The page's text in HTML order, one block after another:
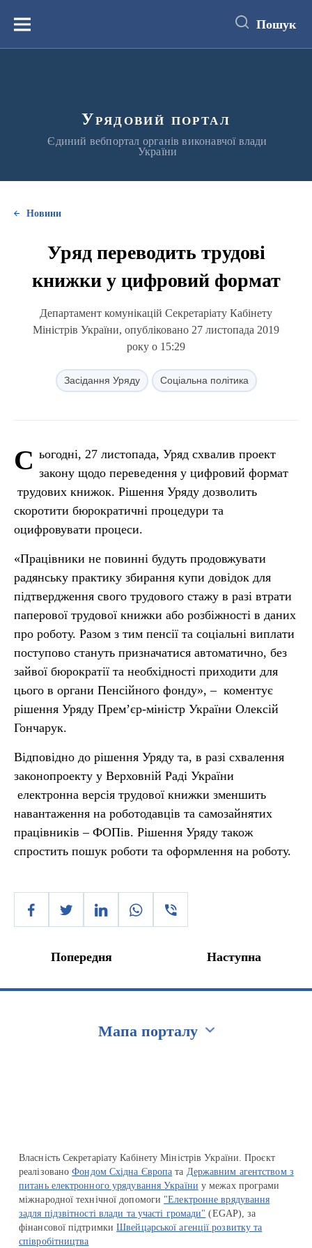
вмістуМеню Пошук
Урядовий портал
Єдиний вебпортал органів виконавчої влади
України
Новини
Уряд переводить трудові
книжки у цифровий формат
Департамент комунікацій Секретаріату Кабінету
Міністрів України, опубліковано 27 листопада 2019
року о 15:29
Засідання Уряду Соціальна політика
С ьогодні, 27 листопада, Уряд схвалив проект
закону щодо переведення у цифровий формат
трудових книжок. Рішення Уряду дозволить
скоротити бюрократичні процедури та
оцифровувати процеси.
«Працівники не повинні будуть продовжувати
радянську практику збирання купи довідок для
підтвердження свого трудового стажу в разі втрати
паперової трудової книжки або розбіжності в даних
про роботу. Разом з тим пенсії та соціальні виплати
поступово стануть призначатися автоматично, без
зайвої бюрократії та необхідності приходити для
цього в органи Пенсійного фонду», – коментує
рішення Уряду Прем’єр-міністр України Олексій
Гончарук.
Відповідно до рішення Уряду та, в разі схвалення
законопроекту у Верховній Раді України
електронна версія трудової книжки зменшить
навантаження на роботодавців та самозайнятих
працівників – ФОПів. Рішення Уряду також
спростить пошук роботи та оформлення на роботу.
Попередня Наступна
Мапа порталу
Власність Секретаріату Кабінету Міністрів України. Проєкт
реалізованоФондом Східна Європа та Державним агентством з
питань електронного урядування України у межах програми
міжнародної технічної допомоги "Електронне врядування
задля підзвітності влади та участі громади" (EGAP), за
фінансової підтримкиШвейцарської агенції розвитку та
співробітництва